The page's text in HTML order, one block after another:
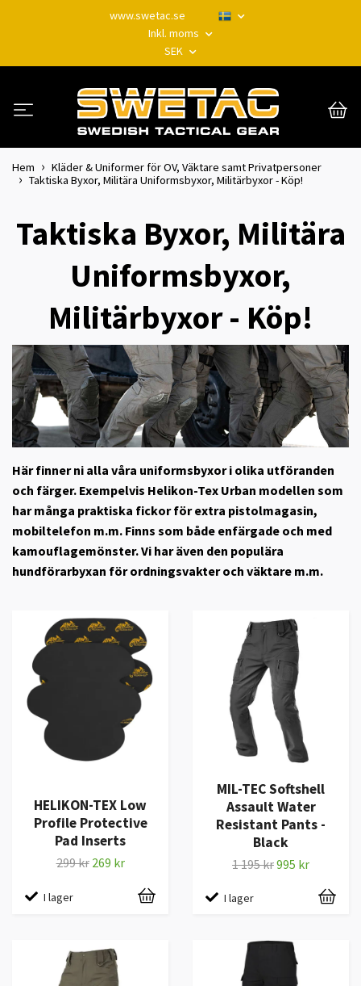
www.swetac.se
Inkl. moms
SEK
Hem
Kläder & Uniformer för OV, Väktare samt Privatpersoner
Taktiska Byxor, Militära Uniformsbyxor, Militärbyxor - Köp!
Taktiska Byxor, Militära
Uniformsbyxor,
Militärbyxor - Köp!
Här finner ni alla våra uniformsbyxor i olika utföranden
och färger. Exempelvis Helikon-Tex Urban modellen som
har många praktiska fickor för extra pistolmagasin,
mobiltelefon m.m. Finns som både enfärgade och med
kamouflagemönster. Vi har även den populära
hundförarbyxan för ordningsvakter och väktare m.m.
HELIKON-TEX Low
Profile Protective
Pad Inserts
299 kr 269 kr
I lager
MIL-TEC Softshell
Assault Water
Resistant Pants -
Black
1 195 kr995 kr
I lager